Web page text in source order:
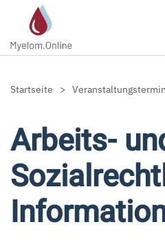
Zum Hauptinhalt springen
Startseite
Arbeits-